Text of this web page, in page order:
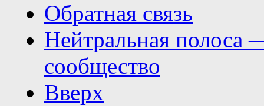
Обратная связь
Нейтральная полоса
сообщество
Вверх